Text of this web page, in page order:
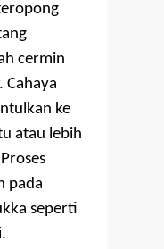
cermin
Cahaya
ke
atau lebih
pada
seperti